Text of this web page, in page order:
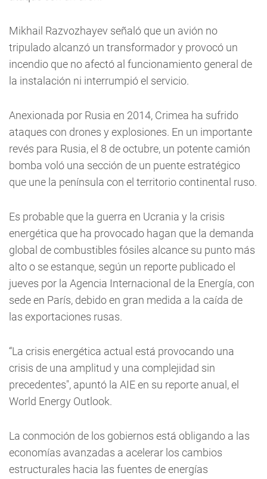
Mikhail Razvozhayev señaló que un avión no
tripulado alcanzó un transformador y provocó un
incendio que no afectó al funcionamiento general de
la instalación ni interrumpió el servicio.
Anexionada por Rusia en 2014, Crimea ha sufrido
ataques con drones y explosiones. En un importante
revés para Rusia, el 8 de octubre, un potente camión
bomba voló una sección de un puente estratégico
que une la península con el territorio continental ruso.
Es probable que la guerra en Ucrania y la crisis
energética que ha provocado hagan que la demanda
global de combustibles fósiles alcance su punto más
alto o se estanque, según un reporte publicado el
jueves por la Agencia Internacional de la Energía, con
sede en París, debido en gran medida a la caída de
las exportaciones rusas.
“La crisis energética actual está provocando una
crisis de una amplitud y una complejidad sin
precedentes", apuntó la AIE en su reporte anual, el
World Energy Outlook.
La conmoción de los gobiernos está obligando a las
economías avanzadas a acelerar los cambios
estructurales hacia las fuentes de energías